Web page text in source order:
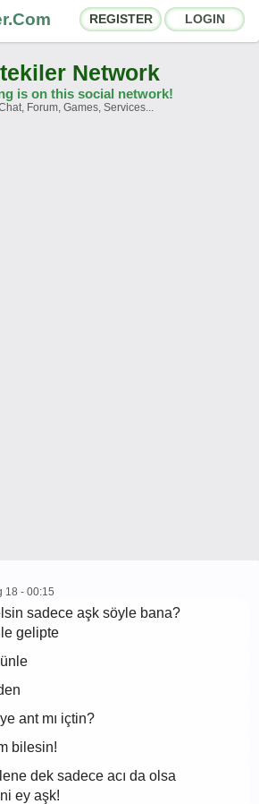
REGISTER LOGIN
Network
is on this social network!
Forum, Games, Services...
18 - 00:15
sadece aşk söyle bana?
gelipte
ant mı içtin?
bilesin!
dek sadece acı da olsa
ey aşk!